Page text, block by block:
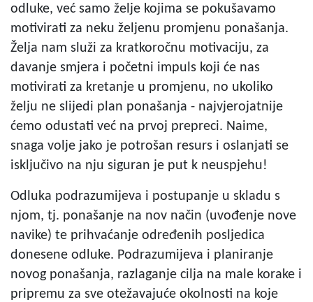
odluke, već samo želje kojima se pokušavamo
motivirati za neku željenu promjenu ponašanja.
Želja nam služi za kratkoročnu motivaciju, za
davanje smjera i početni impuls koji će nas
motivirati za kretanje u promjenu, no ukoliko
želju ne slijedi plan ponašanja - najvjerojatnije
ćemo odustati već na prvoj prepreci. Naime,
snaga volje jako je potrošan resurs i oslanjati se
isključivo na nju siguran je put k neuspjehu!
Odluka podrazumijeva i postupanje u skladu s
njom, tj. ponašanje na nov način (uvođenje nove
navike) te prihvaćanje određenih posljedica
donesene odluke. Podrazumijeva i planiranje
novog ponašanja, razlaganje cilja na male korake i
pripremu za sve otežavajuće okolnosti na koje